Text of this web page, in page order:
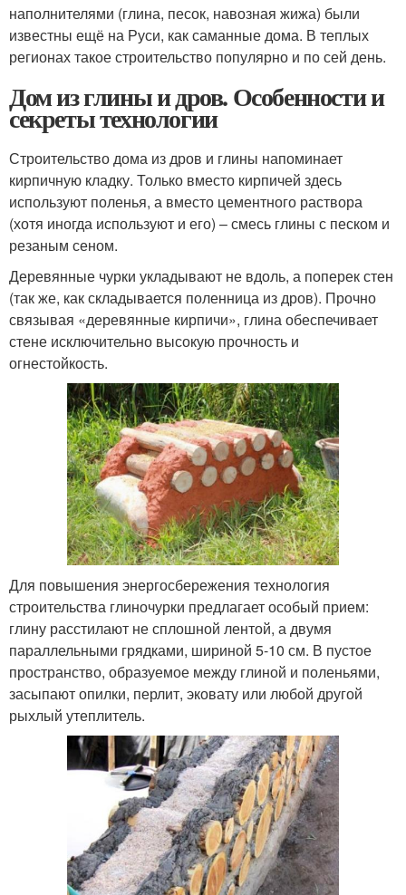
наполнителями (глина, песок, навозная жижа) были
известны ещё на Руси, как саманные дома. В теплых
регионах такое строительство популярно и по сей день.
Дом из глины и дров. Особенности и
секреты технологии
Строительство дома из дров и глины напоминает
кирпичную кладку. Только вместо кирпичей здесь
используют поленья, а вместо цементного раствора
(хотя иногда используют и его) – смесь глины с песком и
резаным сеном.
Деревянные чурки укладывают не вдоль, а поперек стен
(так же, как складывается поленница из дров). Прочно
связывая «деревянные кирпичи», глина обеспечивает
стене исключительно высокую прочность и
огнестойкость.
Для повышения энергосбережения технология
строительства глиночурки предлагает особый прием:
глину расстилают не сплошной лентой, а двумя
параллельными грядками, шириной 5-10 см. В пустое
пространство, образуемое между глиной и поленьями,
засыпают опилки, перлит, эковату или любой другой
рыхлый утеплитель.